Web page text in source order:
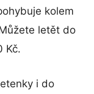
kolem
letět do
Kč.
i do